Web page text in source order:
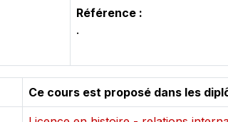
Référence :
.
Ce cours est proposé dans les